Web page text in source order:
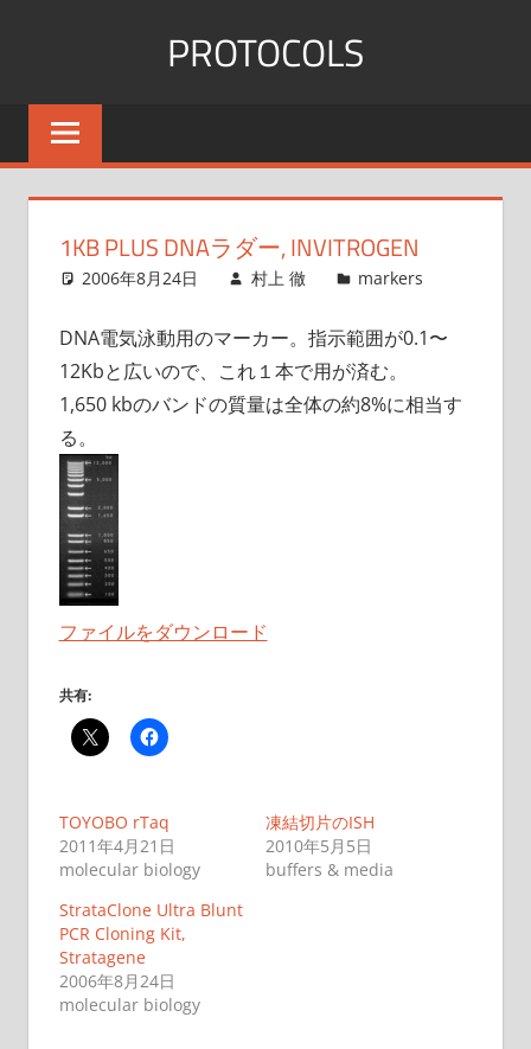
PROTOCOLS
群
医
1KB PLUS DNAラダー, INVITROGEN
2006年8月24日 村上 徹 markers
DNA電気泳動用のマーカー。指示範囲が0.1〜
12Kbと広いので、これ１本で用が済む。
1,650 kbのバンドの質量は全体の約8%に相当す
る。
ファイルをダウンロード
共有:
TOYOBO rTaq
2011年4月21日
molecular biology
凍結切片のISH
2010年5月5日
buffers & media
StrataClone Ultra Blunt
PCR Cloning Kit,
Stratagene
2006年8月24日
molecular biology